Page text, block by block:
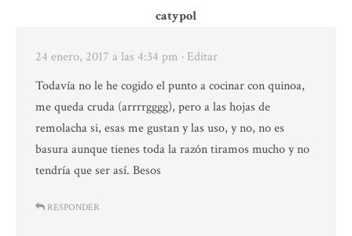
catypol
24 enero, 2017 a las 4:34 pm · Editar
Todavía no le he cogido el punto a cocinar con quinoa,
me queda cruda (arrrrgggg), pero a las hojas de
remolacha si, esas me gustan y las uso, y no, no es
basura aunque tienes toda la razón tiramos mucho y no
tendría que ser así. Besos
RESPONDER